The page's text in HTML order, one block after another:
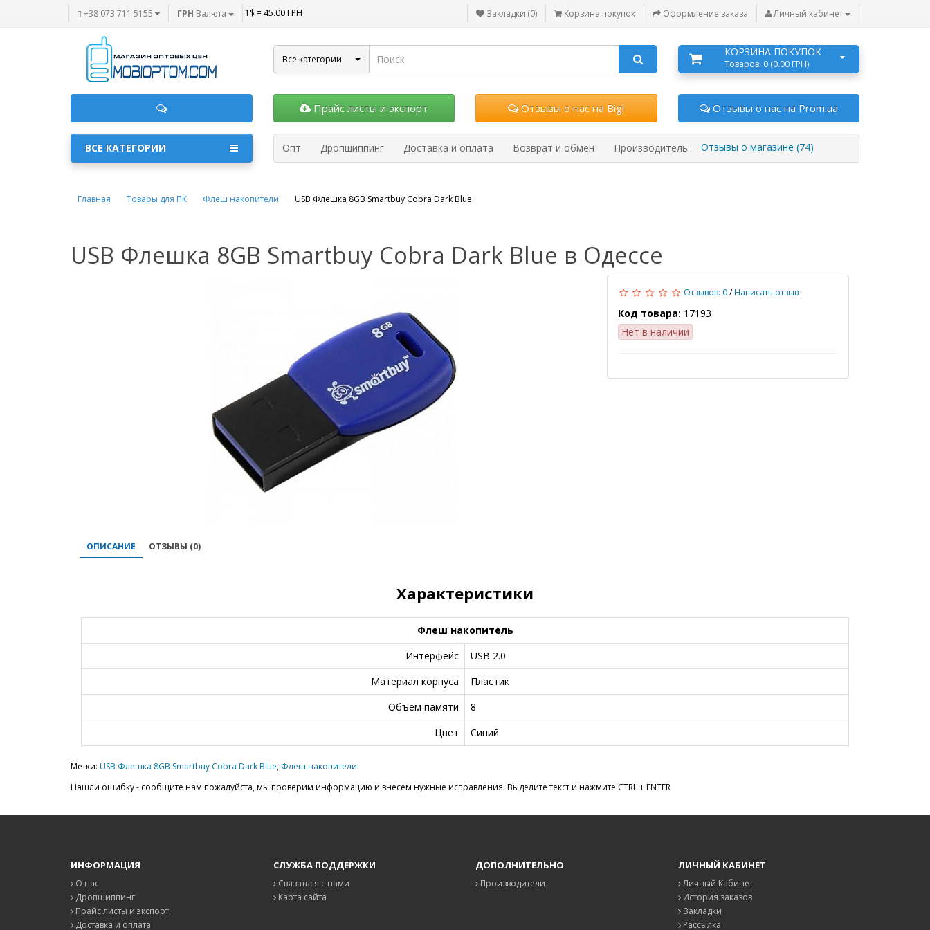
+38 073 711 5155 ГРН Валюта 1$ = 45.00 ГРН Закладки (0) Корзина покупок Оформление заказа Личный кабинет
Все категории
КОРЗИНА ПОКУПОК
Товаров: 0 (0.00 ГРН)
Прайс листы и экспорт Отзывы о нас на Bigl Отзывы о нас на Prom.ua
Опт Дропшиппинг Доставка и оплата Возврат и обмен Производитель: Отзывы о магазине (74)
ВСЕ КАТЕГОРИИ
Главная Товары для ПК Флеш накопители USB Флешка 8GB Smartbuy Cobra Dark Blue
USB Флешка 8GB Smartbuy Cobra Dark Blue в Одессе
Отзывов: 0/Написать отзыв
Код товара: 17193
Нет в наличии
ОПИСАНИЕ ОТЗЫВЫ (0)
Характеристики
Флеш накопитель
Интерфейс
USB 2.0
Материал корпуса
Пластик
Объем памяти
8
Цвет
Синий
Метки: USB Флешка 8GB Smartbuy Cobra Dark Blue, Флеш накопители
Нашли ошибку - сообщите нам пожалуйста, мы проверим информацию и внесем нужные исправления. Выделите текст и нажмите CTRL + ENTER
ИНФОРМАЦИЯ
О нас
Дропшиппинг
Прайс листы и экспорт
Доставка и оплата
СЛУЖБА ПОДДЕРЖКИ
Связаться с нами
Карта сайта
ДОПОЛНИТЕЛЬНО
Производители
ЛИЧНЫЙ КАБИНЕТ
Личный Кабинет
История заказов
Закладки
Рассылка